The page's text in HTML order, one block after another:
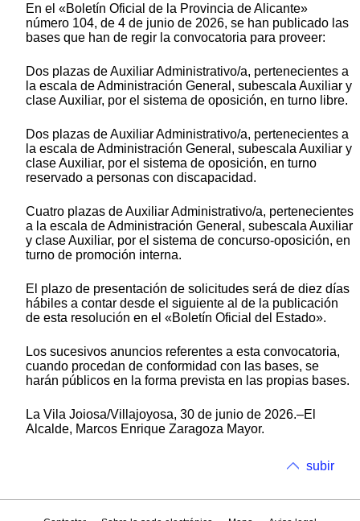
En el «Boletín Oficial de la Provincia de Alicante»
número 104, de 4 de junio de 2026, se han publicado las
bases que han de regir la convocatoria para proveer:
Dos plazas de Auxiliar Administrativo/a, pertenecientes a
la escala de Administración General, subescala Auxiliar y
clase Auxiliar, por el sistema de oposición, en turno libre.
Dos plazas de Auxiliar Administrativo/a, pertenecientes a
la escala de Administración General, subescala Auxiliar y
clase Auxiliar, por el sistema de oposición, en turno
reservado a personas con discapacidad.
Cuatro plazas de Auxiliar Administrativo/a, pertenecientes
a la escala de Administración General, subescala Auxiliar
y clase Auxiliar, por el sistema de concurso-oposición, en
turno de promoción interna.
El plazo de presentación de solicitudes será de diez días
hábiles a contar desde el siguiente al de la publicación
de esta resolución en el «Boletín Oficial del Estado».
Los sucesivos anuncios referentes a esta convocatoria,
cuando procedan de conformidad con las bases, se
harán públicos en la forma prevista en las propias bases.
La Vila Joiosa/Villajoyosa, 30 de junio de 2026.–El
Alcalde, Marcos Enrique Zaragoza Mayor.
subir